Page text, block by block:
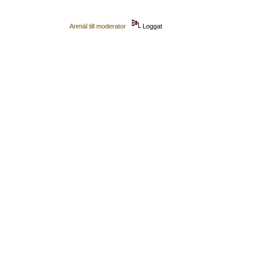
Anmäl till moderator Loggat